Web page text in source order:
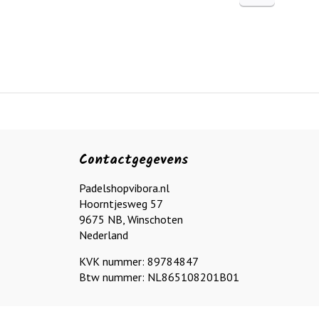
Contactgegevens
Padelshopvibora.nl
Hoorntjesweg 57
9675 NB, Winschoten
Nederland
KVK nummer: 89784847
Btw nummer: NL865108201B01